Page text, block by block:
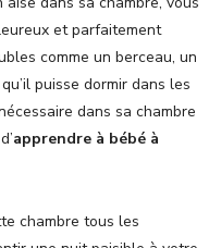
et parfaitement
comme un berceau, un
puisse dormir dans les
dans sa chambre
apprendre à bébé à
chambre tous les